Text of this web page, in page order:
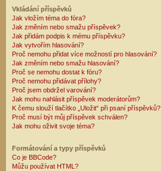
Vkládání příspěvků
Jak vložím téma do fóra?
Jak změním nebo smažu příspěvek?
Jak přidám podpis k mému příspěvku?
Jak vytvořím hlasování?
Proč nemohu přidat více možností pro hlasování?
Jak změním nebo smažu hlasování?
Proč se nemohu dostat k fóru?
Proč nemohu přidávat přílohy?
Proč jsem obdržel varování?
Jak mohu nahlásit příspěvek moderátorům?
K čemu slouží tlačítko „Uložit“ při psaní příspěvků?
Proč musí být můj příspěvek schválen?
Jak mohu oživit svoje téma?
Formátování a typy příspěvků
Co je BBCode?
Můžu používat HTML?